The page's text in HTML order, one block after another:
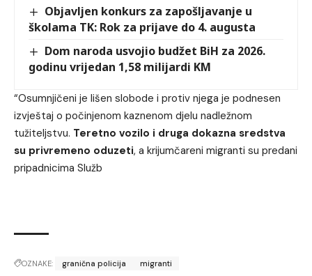
Objavljen konkurs za zapošljavanje u
školama TK: Rok za prijave do 4. augusta
Dom naroda usvojio budžet BiH za 2026.
godinu vrijedan 1,58 milijardi KM
“Osumnjičeni je lišen slobode i protiv njega je podnesen
izvještaj o počinjenom kaznenom djelu nadležnom
tužiteljstvu. Teretno vozilo i druga dokazna sredstva
su privremeno oduzeti, a krijumčareni migranti su predani
pripadnicima Služb
OZNAKE: granična policija migranti